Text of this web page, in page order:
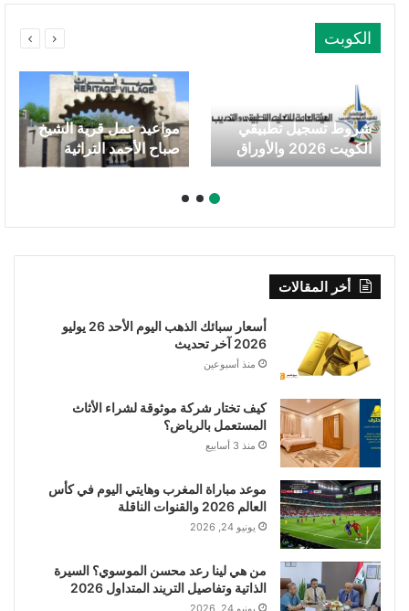
الكوبت
شروط تسجيل تطبيقي
الكويت 2026 والأوراق
المطلوبة لحملة الثانوية
مواعيد عمل قرية الشيخ
صباح الأحمد التراثية
أخر المقالات
أسعار سبائك الذهب اليوم الأحد 26 يوليو
2026 آخر تحديث
منذ أسبوعين
كيف تختار شركة موثوقة لشراء الأثاث
المستعمل بالرياض؟
منذ 3 أسابيع
موعد مباراة المغرب وهايتي اليوم في كأس
العالم 2026 والقنوات الناقلة
يونيو 24, 2026
من هي لينا رعد محسن الموسوي؟ السيرة
الذاتية وتفاصيل التريند المتداول 2026
يونيو 24, 2026